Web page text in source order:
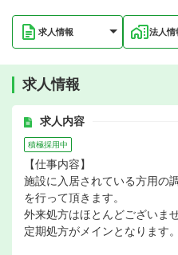
求人情報 法人情
求人情報
求人内容
積極採用中
【仕事内容】
施設に入居されている方用の
を行って頂きます。
外来処方はほとんどございませ
定期処方がメインとなります。